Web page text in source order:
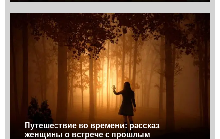
Путешествие во времени: рассказ
женщины о встрече с прошлым